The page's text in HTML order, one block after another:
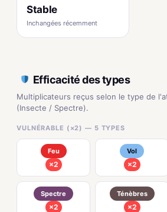
Stable
Inchangées récemment
Efficacité des types
Multiplicateurs reçus selon le type de
(Insecte / Spectre).
VULNÉRABLE (×2) — 5 TYPES
Feu
×2
Vol
×2
Spectre
×2
Ténèbres
×2